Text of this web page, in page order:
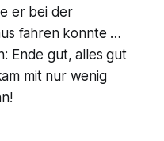
er bei der
fahren konnte …
Ende gut, alles gut
mit nur wenig